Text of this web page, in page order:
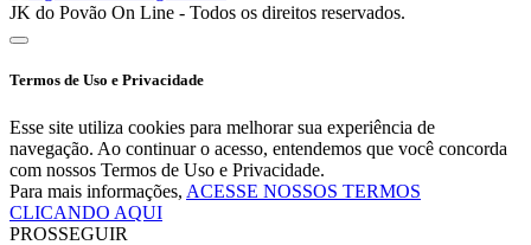
JK do Povão On Line - Todos os direitos reservados.
Termos de Uso e Privacidade
Esse site utiliza cookies para melhorar sua experiência de
navegação. Ao continuar o acesso, entendemos que você concorda
com nossos Termos de Uso e Privacidade.
Para mais informações, ACESSE NOSSOS TERMOS
CLICANDO AQUI
PROSSEGUIR